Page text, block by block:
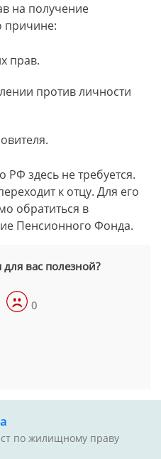
на получение
причине:
прав.
против личности
РФ здесь не требуется.
к отцу. Для его
обратиться в
Пенсионного Фонда.
для вас полезной?
0
по жилищному праву